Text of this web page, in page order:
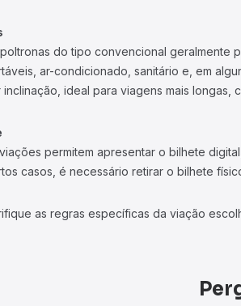
do tipo convencional geralmente
ar-condicionado, sanitário e, em
inclinação, ideal para viagens mais longas,
permitem apresentar o bilhete
casos, é necessário retirar o bilhete
as regras específicas da viação